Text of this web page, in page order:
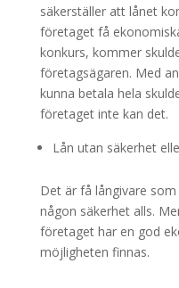
säkerställer att lånet
företaget få
konkurs, kommer
företagsägaren. Med
kunna betala hela
företaget inte kan det.
Lån utan säkerhet
Det är få långivare
någon säkerhet alls.
företaget har en god
möjligheten finnas.